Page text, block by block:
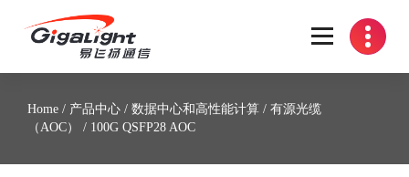
开放光网络器件的向导
Home / 产品中心 / 数据中心和高性能计算 / 有源光缆
（AOC）
/ 100G QSFP28 AOC